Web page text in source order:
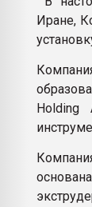
Иране,
Holding